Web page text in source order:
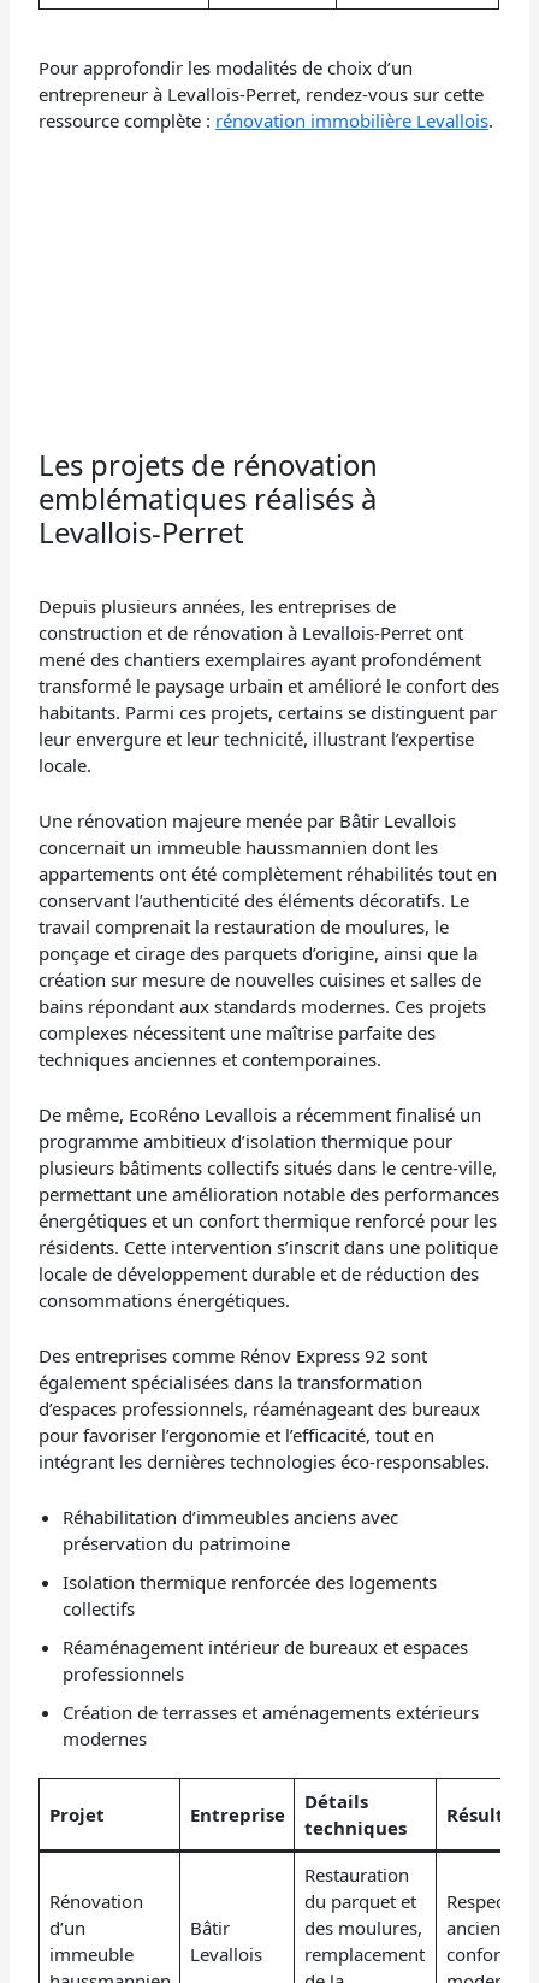
Pour approfondir les modalités de choix d’un
entrepreneur à Levallois-Perret, rendez-vous sur cette
ressource complète : rénovation immobilière Levallois.
Les projets de rénovation
emblématiques réalisés à
Levallois-Perret
Depuis plusieurs années, les entreprises de
construction et de rénovation à Levallois-Perret ont
mené des chantiers exemplaires ayant profondément
transformé le paysage urbain et amélioré le confort des
habitants. Parmi ces projets, certains se distinguent par
leur envergure et leur technicité, illustrant l’expertise
locale.
Une rénovation majeure menée par Bâtir Levallois
concernait un immeuble haussmannien dont les
appartements ont été complètement réhabilités tout en
conservant l’authenticité des éléments décoratifs. Le
travail comprenait la restauration de moulures, le
ponçage et cirage des parquets d’origine, ainsi que la
création sur mesure de nouvelles cuisines et salles de
bains répondant aux standards modernes. Ces projets
complexes nécessitent une maîtrise parfaite des
techniques anciennes et contemporaines.
De même, EcoRéno Levallois a récemment finalisé un
programme ambitieux d’isolation thermique pour
plusieurs bâtiments collectifs situés dans le centre-ville,
permettant une amélioration notable des performances
énergétiques et un confort thermique renforcé pour les
résidents. Cette intervention s’inscrit dans une politique
locale de développement durable et de réduction des
consommations énergétiques.
Des entreprises comme Rénov Express 92 sont
également spécialisées dans la transformation
d’espaces professionnels, réaménageant des bureaux
pour favoriser l’ergonomie et l’efficacité, tout en
intégrant les dernières technologies éco-responsables.
Réhabilitation d’immeubles anciens avec
préservation du patrimoine
Isolation thermique renforcée des logements
collectifs
Réaménagement intérieur de bureaux et espaces
professionnels
Création de terrasses et aménagements extérieurs
modernes
Projet Entreprise
Détails
techniques
Résultats
Rénovation
d’un
immeuble
Bâtir
Levallois
Restauration
du parquet et
des moulures,
remplacement
Respect
ancien
confort